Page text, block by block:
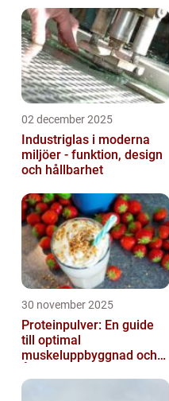
02 december 2025
Industriglas i moderna
miljöer - funktion, design
och hållbarhet
30 november 2025
Proteinpulver: En guide
till optimal
muskeluppbyggnad och